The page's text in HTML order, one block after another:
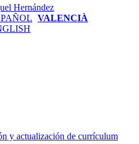
VALENCIÀ
y actualización de currículum